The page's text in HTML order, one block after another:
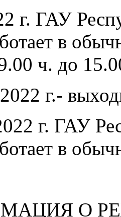
г. ГАУ
в
ч. до
г.-
г. ГАУ
в
О